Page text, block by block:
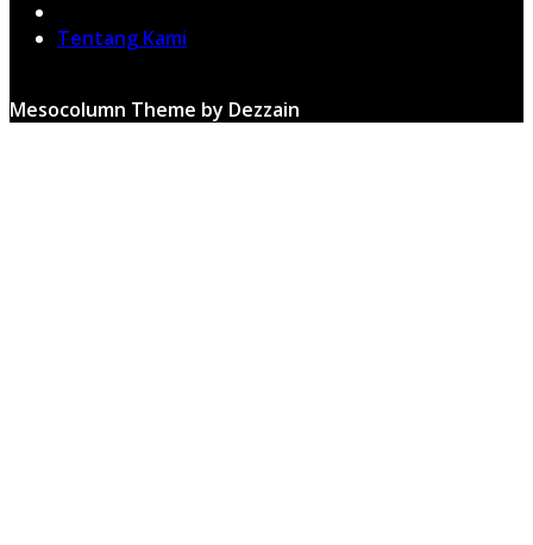
Tentang Kami
Mesocolumn Theme by Dezzain